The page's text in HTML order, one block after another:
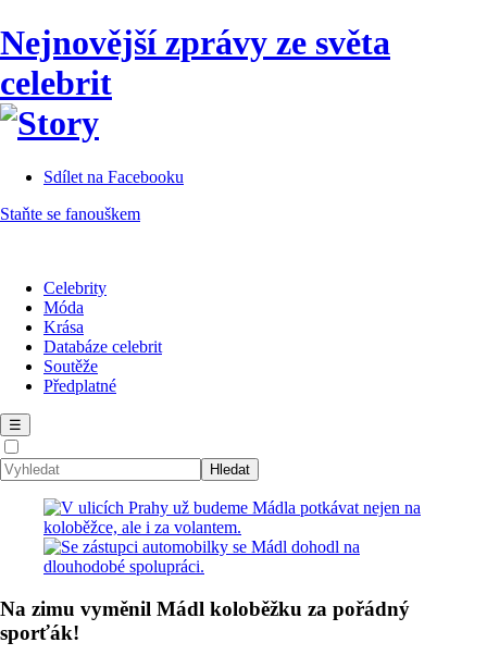
Nejnovější zprávy ze světa
celebrit
Sdílet na Facebooku
Staňte se fanouškem
Celebrity
Móda
Krása
Databáze celebrit
Soutěže
Předplatné
☰
Na zimu vyměnil Mádl koloběžku za pořádný
sporťák!